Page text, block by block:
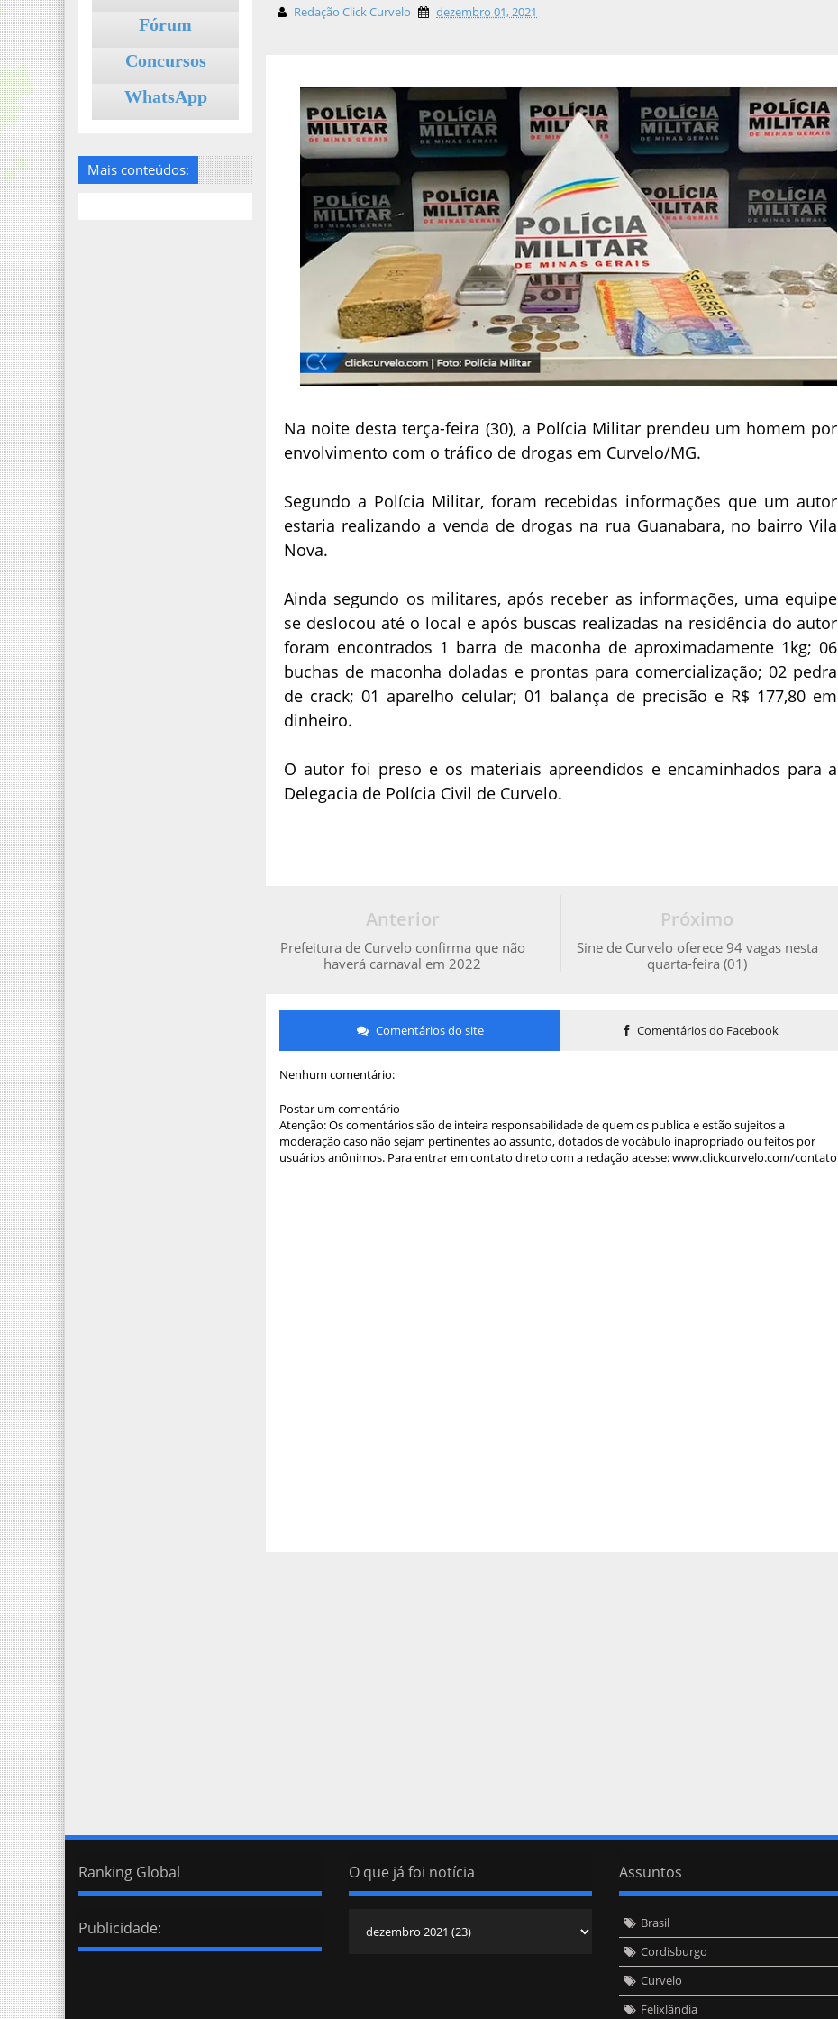
Fórum
Concursos
WhatsApp
Mais conteúdos:
Redação Click Curvelo dezembro 01, 2021
Na noite desta terça-feira (30), a Polícia Militar prendeu um homem por
envolvimento com o tráfico de drogas em Curvelo/MG.
Segundo a Polícia Militar, foram recebidas informações que um autor
estaria realizando a venda de drogas na rua Guanabara, no bairro Vila
Nova.
Ainda segundo os militares, após receber as informações, uma equipe
se deslocou até o local e após buscas realizadas na residência do autor
foram encontrados 1 barra de maconha de aproximadamente 1kg; 06
buchas de maconha doladas e prontas para comercialização; 02 pedra
de crack; 01 aparelho celular; 01 balança de precisão e R$ 177,80 em
dinheiro.
O autor foi preso e os materiais apreendidos e encaminhados para a
Delegacia de Polícia Civil de Curvelo.
Próximo
Sine de Curvelo oferece 94 vagas nesta
quarta-feira (01)
Anterior
Prefeitura de Curvelo confirma que não
haverá carnaval em 2022
Comentários do site Comentários do Facebook
Nenhum comentário:
Postar um comentário
Atenção: Os comentários são de inteira responsabilidade de quem os publica e estão sujeitos a
moderação caso não sejam pertinentes ao assunto, dotados de vocábulo inapropriado ou feitos por
usuários anônimos. Para entrar em contato direto com a redação acesse: www.clickcurvelo.com/contato
Ranking Global
Publicidade:
O que já foi notícia Assuntos
Brasil
Cordisburgo
Curvelo
Felixlândia